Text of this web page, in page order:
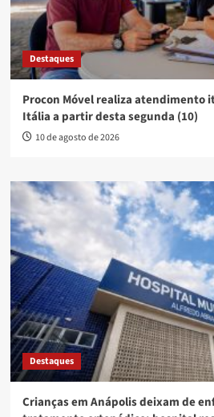
Destaques
Procon Móvel realiza atendimento
Itália a partir desta segunda (10)
10 de agosto de 2026
Destaques
Crianças em Anápolis deixam de